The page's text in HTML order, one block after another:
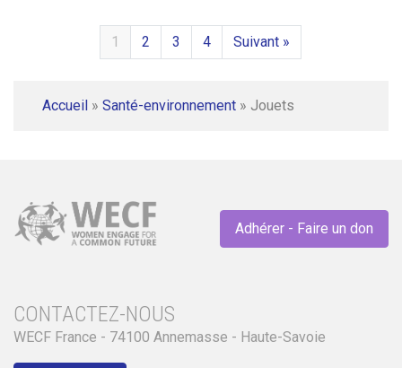
1 2 3 4 Suivant »
Accueil » Santé-environnement » Jouets
Adhérer - Faire un don
CONTACTEZ-NOUS
WECF France - 74100 Annemasse - Haute-Savoie